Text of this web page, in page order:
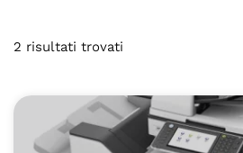
2 risultati trovati